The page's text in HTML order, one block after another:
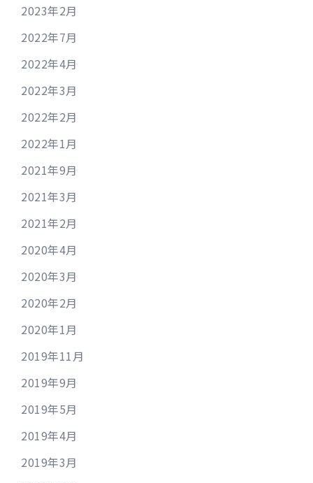
2023年2月
2022年7月
2022年4月
2022年3月
2022年2月
2022年1月
2021年9月
2021年3月
2021年2月
2020年4月
2020年3月
2020年2月
2020年1月
2019年11月
2019年9月
2019年5月
2019年4月
2019年3月